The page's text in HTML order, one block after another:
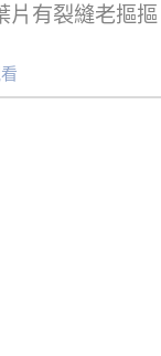
片有裂縫老摳摳